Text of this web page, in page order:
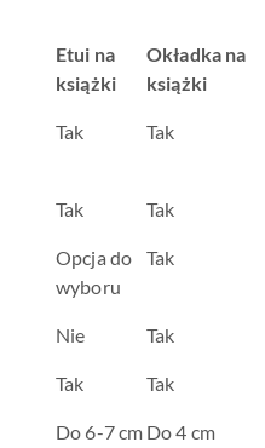
Etui na
książki
Okładka na
książki
Tak Tak
Tak Tak
Opcja do
wyboru
Tak
Nie Tak
Tak Tak
Do 6-7 cm Do 4 cm